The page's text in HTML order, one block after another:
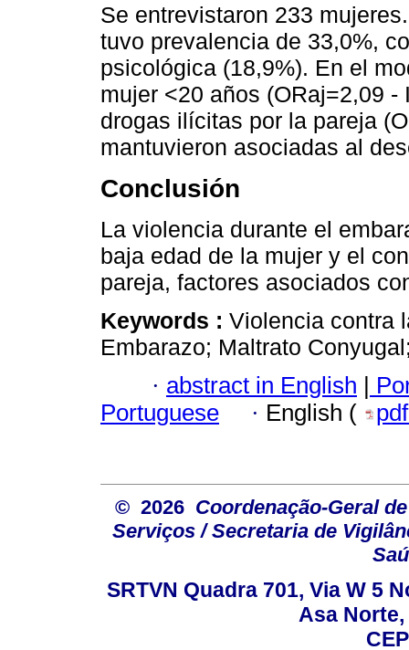
Se entrevistaron 233
tuvo prevalencia de 33,0%,
psicológica (18,9%). En el
mujer <20 años (ORaj=2,09
drogas ilícitas por la pareja
mantuvieron asociadas al
Conclusión
La violencia durante el
baja edad de la mujer y el
pareja, factores asociados
Keywords : Violencia contra
Embarazo; Maltrato
· abstract in English
Portuguese
· English (
© 2026 Coordenação-Geral
Serviços / Secretaria de
SRTVN Quadra 701, Via W 5
Asa